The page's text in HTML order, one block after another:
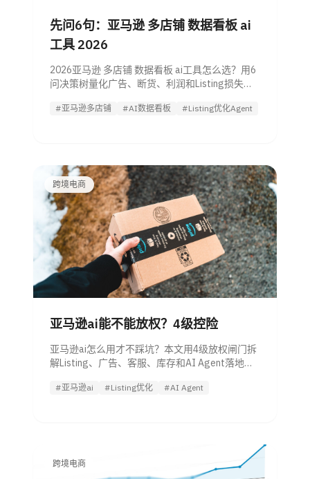
先问6句：亚马逊 多店铺 数据看板 ai
工具 2026
2026亚马逊 多店铺 数据看板 ai工具怎么选？用6
问决策树量化广告、断货、利润和Listing损失，
#亚马逊多店铺 #AI数据看板 #Listing优化Agent
跨境电商
亚马逊ai能不能放权？4级控险
亚马逊ai怎么用才不踩坑？本文用4级放权闸门拆
解Listing、广告、客服、库存和AI Agent落地边
#亚马逊ai #Listing优化 #AI Agent
跨境电商